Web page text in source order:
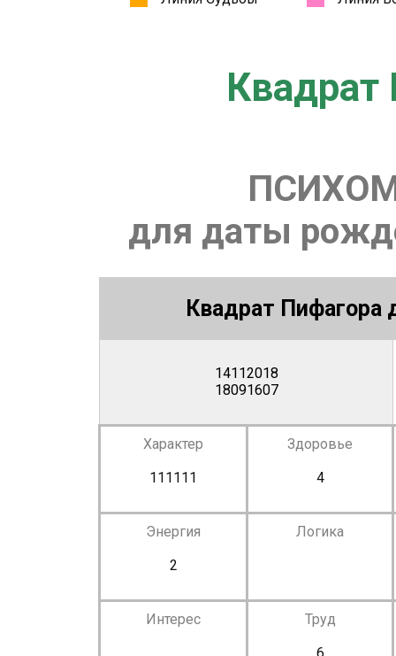
Квадрат
для даты
Квадрат Пифагора
14112018
18091607
Характер
111111
Здоровье
4
Энергия
2
Логика
Интерес
Труд